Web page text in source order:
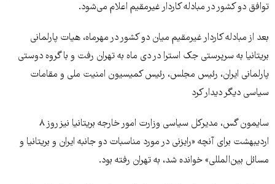
توافق دو کشور در مبادله کاردار غیرمقیم اعلام می‌شود.
بعد از مبادله کاردار غیرمقیم میان دو کشور در مهرماه، هیات پارلمانی
بریتانیا به سرپرستی جک استرا در دی ماه به تهران رفت و با گروه دوستی
پارلمانی ایران، رئیس مجلس، رئیس کمیسیون امنیت ملی و مقامات
سیاسی دیگر دیدار کرد
سایمون گس، مدیرکل سیاسی وزارت امور خارجه بریتانیا نیز روز ۸
اردیبهشت برای آنچه «رایزنی در مورد مناسبات دو جانبه ایران و بریتانیا و
مسائل بین‌المللی» خوانده شد، به تهران رفته بود.